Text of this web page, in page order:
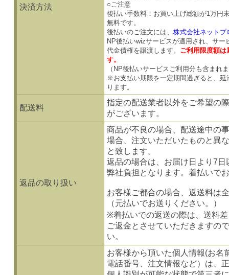
決済方法
○ご注意
後払い手数料：お買い上げ総額が1万円
無料です。
後払いのご注文には、 株式会社ネットプ
NP後払いwizサービスが適用され、サ
代金債権を譲渡します。 ご利用限度額は
す。
（NP後払いサービスご利用分も含まれ
※お支払い期限を一定期間過ぎると、
ります。
配送料
指定の配送業者以外をご希望の
がございます。
返品の取り扱い
商品が不良の場合、配送途中の
場合、注文いただいたものと異
と致します。
返品の場合は、お届け日より7
弊社負担となります。着払いで
お客様ご都合の場合、返送料は
（元払いでお送りください。）
※着払いでの返送の際は、送料
ご返金とさせていただきますの
い。
お客様から頂いた個人情報(お名
電話番号、注文情報など）は、